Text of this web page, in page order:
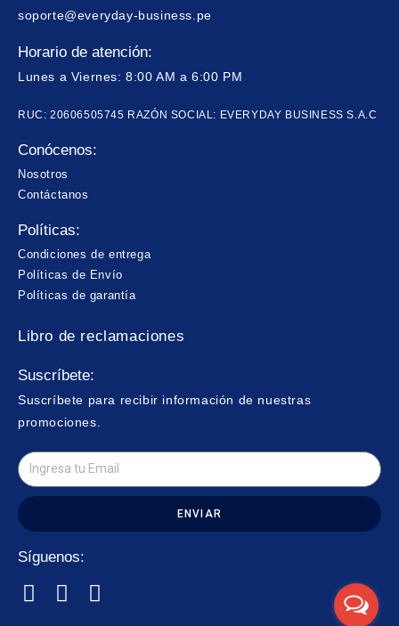
soporte@everyday-business.pe
Horario de atención:
Lunes a Viernes: 8:00 AM a 6:00 PM
RUC: 20606505745 RAZÓN SOCIAL: EVERYDAY BUSINESS S.A.C
Conócenos:
Nosotros
Contáctanos
Políticas:
Condiciones de entrega
Políticas de Envío
Políticas de garantía
Libro de reclamaciones
Suscríbete:
Suscríbete para recibir información de nuestras
promociones.
ENVIAR
Síguenos: